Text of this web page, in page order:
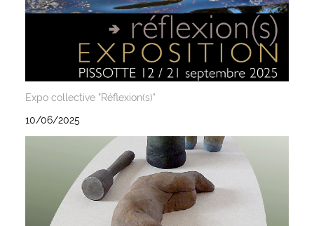
Expo collective "Réflexion(s)"
10/06/2025